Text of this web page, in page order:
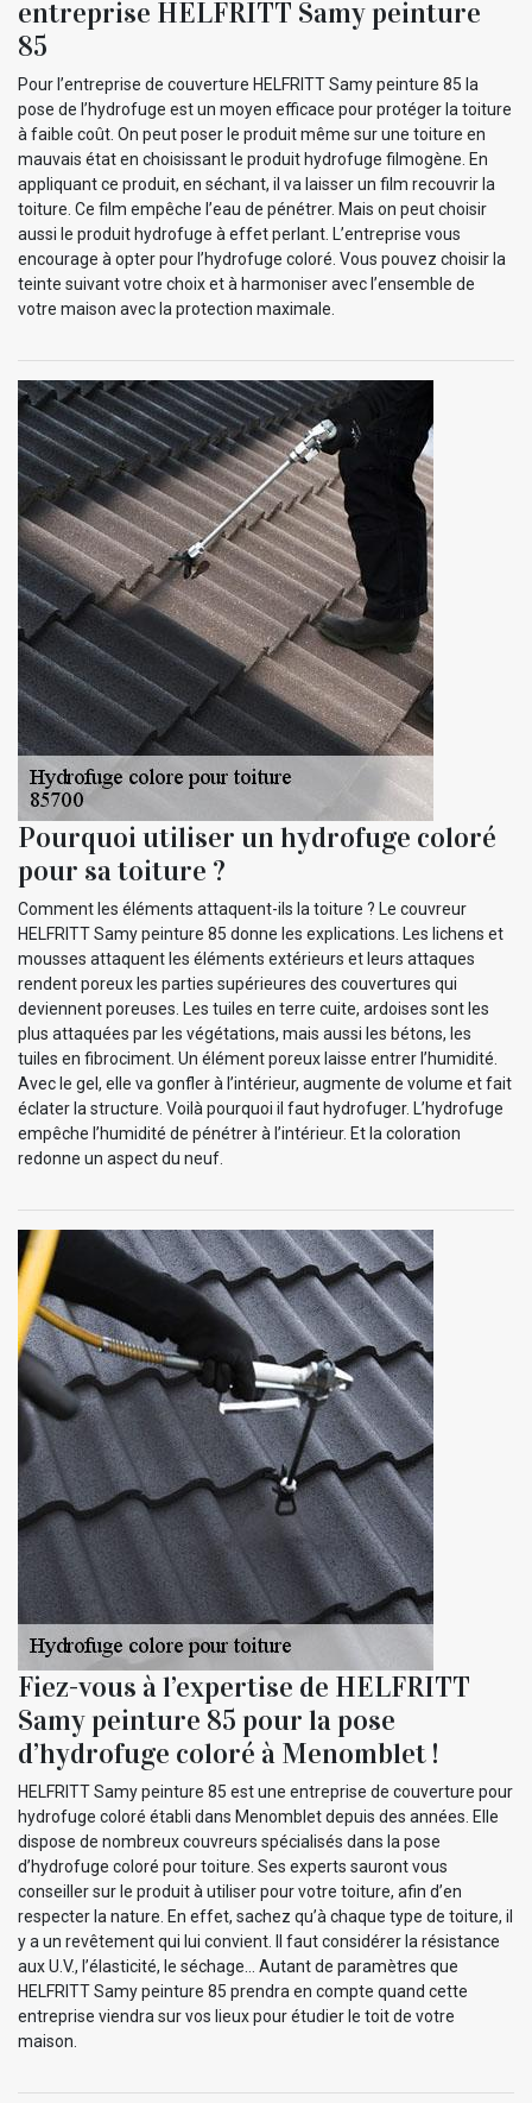
entreprise HELFRITT Samy peinture
85
Pour l’entreprise de couverture HELFRITT Samy peinture 85 la
pose de l’hydrofuge est un moyen efficace pour protéger la toiture
à faible coût. On peut poser le produit même sur une toiture en
mauvais état en choisissant le produit hydrofuge filmogène. En
appliquant ce produit, en séchant, il va laisser un film recouvrir la
toiture. Ce film empêche l’eau de pénétrer. Mais on peut choisir
aussi le produit hydrofuge à effet perlant. L’entreprise vous
encourage à opter pour l’hydrofuge coloré. Vous pouvez choisir la
teinte suivant votre choix et à harmoniser avec l’ensemble de
votre maison avec la protection maximale.
Pourquoi utiliser un hydrofuge coloré
pour sa toiture ?
Comment les éléments attaquent-ils la toiture ? Le couvreur
HELFRITT Samy peinture 85 donne les explications. Les lichens et
mousses attaquent les éléments extérieurs et leurs attaques
rendent poreux les parties supérieures des couvertures qui
deviennent poreuses. Les tuiles en terre cuite, ardoises sont les
plus attaquées par les végétations, mais aussi les bétons, les
tuiles en fibrociment. Un élément poreux laisse entrer l’humidité.
Avec le gel, elle va gonfler à l’intérieur, augmente de volume et fait
éclater la structure. Voilà pourquoi il faut hydrofuger. L’hydrofuge
empêche l’humidité de pénétrer à l’intérieur. Et la coloration
redonne un aspect du neuf.
Fiez-vous à l’expertise de HELFRITT
Samy peinture 85 pour la pose
d’hydrofuge coloré à Menomblet !
HELFRITT Samy peinture 85 est une entreprise de couverture pour
hydrofuge coloré établi dans Menomblet depuis des années. Elle
dispose de nombreux couvreurs spécialisés dans la pose
d’hydrofuge coloré pour toiture. Ses experts sauront vous
conseiller sur le produit à utiliser pour votre toiture, afin d’en
respecter la nature. En effet, sachez qu’à chaque type de toiture, il
y a un revêtement qui lui convient. Il faut considérer la résistance
aux U.V., l’élasticité, le séchage… Autant de paramètres que
HELFRITT Samy peinture 85 prendra en compte quand cette
entreprise viendra sur vos lieux pour étudier le toit de votre
maison.